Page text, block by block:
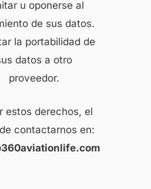
u oponerse al
de sus datos.
la portabilidad de
datos a otro
proveedor.
estos derechos, el
contactarnos en: